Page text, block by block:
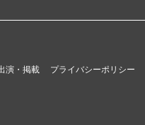
演・掲載 プライバシーポリシー